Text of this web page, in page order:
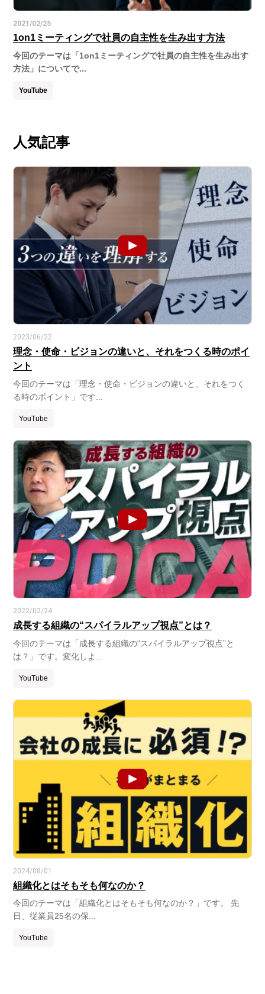
2021/02/25
1on1ミーティングで社員の自主性を生み出す方法
今回のテーマは「1on1ミーティングで社員の自主性を生み出す
方法」についてで...
YouTube
人気記事
2023/06/22
理念・使命・ビジョンの違いと、それをつくる時のポイ
ント
今回のテーマは「理念・使命・ビジョンの違いと、それをつく
る時のポイント」です...
YouTube
2022/02/24
成長する組織の“スパイラルアップ視点”とは？
今回のテーマは「成長する組織の“スパイラルアップ視点”と
は？」です。変化しよ...
YouTube
2024/08/01
組織化とはそもそも何なのか？
今回のテーマは「組織化とはそもそも何なのか？」です。 先
日、従業員25名の保...
YouTube